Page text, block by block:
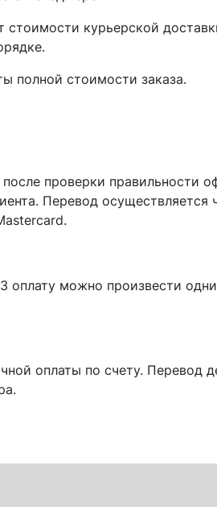
курьерской
полной стоимости заказа.
проверки правильности
Перевод
оплату можно произвести
оплаты по счету. Перевод